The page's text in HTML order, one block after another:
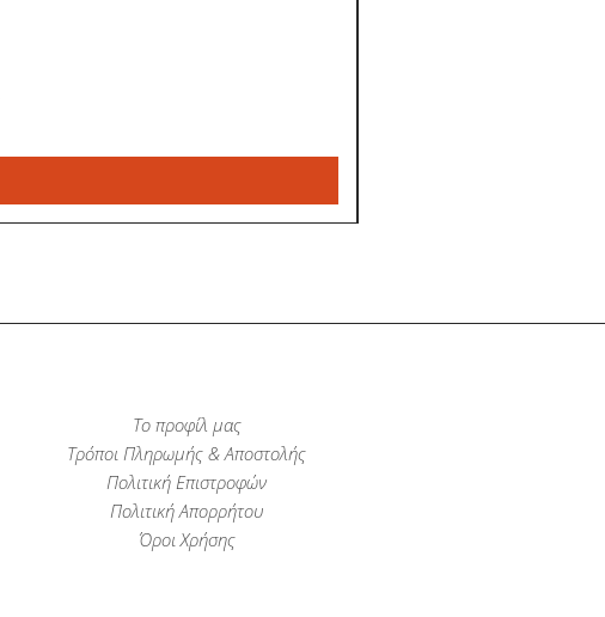
Το προφίλ μας
Τρόποι Πληρωμής & Αποστολής
Πολιτική Επιστροφών
Πολιτική Απορρήτου
Όροι Χρήσης